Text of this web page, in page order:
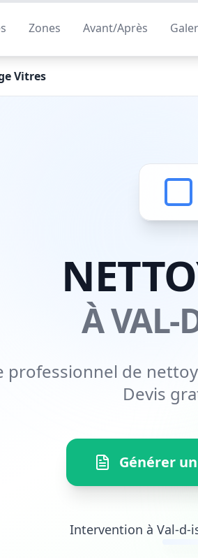
Zones Avant/Après
Vitres
À VAL-
professionnel de
Devis
Générer
Intervention à Val-d-